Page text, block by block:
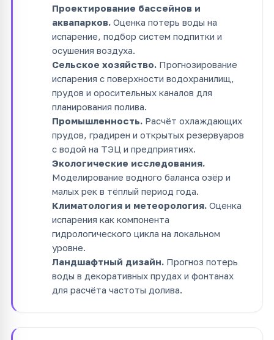
Проектирование бассейнов и
аквапарков. Оценка потерь воды на
испарение, подбор систем подпитки и
осушения воздуха.
Сельское хозяйство. Прогнозирование
испарения с поверхности водохранилищ,
прудов и оросительных каналов для
планирования полива.
Промышленность. Расчёт охлаждающих
прудов, градирен и открытых резервуаров
с водой на ТЭЦ и предприятиях.
Экологические исследования.
Моделирование водного баланса озёр и
малых рек в тёплый период года.
Климатология и метеорология. Оценка
испарения как компонента
гидрологического цикла на локальном
уровне.
Ландшафтный дизайн. Прогноз потерь
воды в декоративных прудах и фонтанах
для расчёта частоты долива.